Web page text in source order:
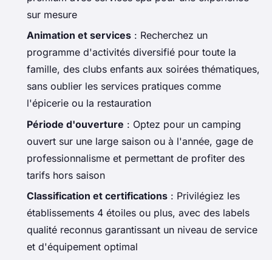
sur mesure
Animation et services : Recherchez un
programme d'activités diversifié pour toute la
famille, des clubs enfants aux soirées thématiques,
sans oublier les services pratiques comme
l'épicerie ou la restauration
Période d'ouverture : Optez pour un camping
ouvert sur une large saison ou à l'année, gage de
professionnalisme et permettant de profiter des
tarifs hors saison
Classification et certifications : Privilégiez les
établissements 4 étoiles ou plus, avec des labels
qualité reconnus garantissant un niveau de service
et d'équipement optimal